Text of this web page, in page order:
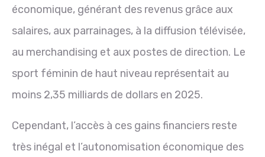
économique, générant des revenus grâce aux
salaires, aux parrainages, à la diffusion télévisée,
au merchandising et aux postes de direction. Le
sport féminin de haut niveau représentait au
moins 2,35 milliards de dollars en 2025.
Cependant, l’accès à ces gains financiers reste
très inégal et l’autonomisation économique des